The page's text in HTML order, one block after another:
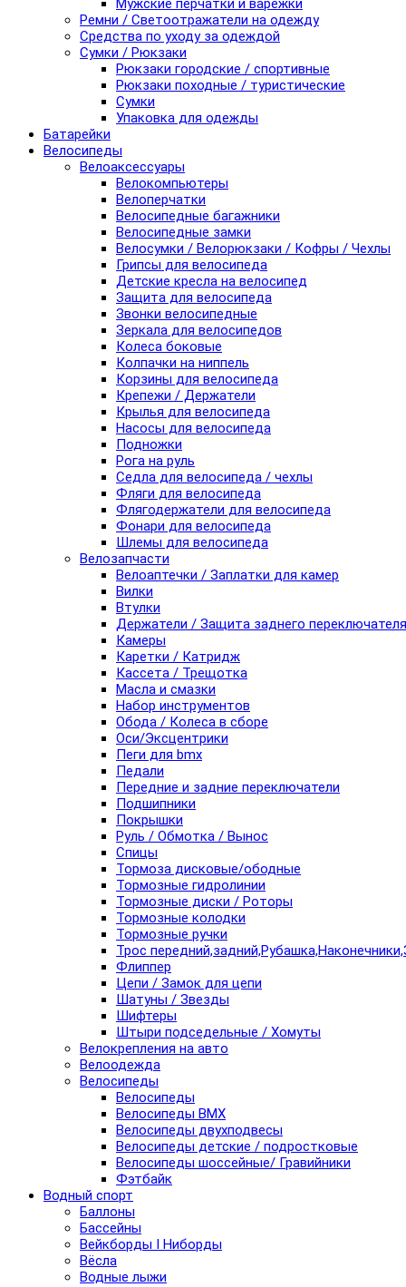
Мужские перчатки и варежки
Ремни / Светоотражатели на одежду
Средства по уходу за одеждой
Сумки / Рюкзаки
Рюкзаки городские / спортивные
Рюкзаки походные / туристические
Сумки
Упаковка для одежды
Батарейки
Велосипеды
Велоаксессуары
Велокомпьютеры
Велоперчатки
Велосипедные багажники
Велосипедные замки
Велосумки / Велорюкзаки / Кофры / Чехлы
Грипсы для велосипеда
Детские кресла на велосипед
Защита для велосипеда
Звонки велосипедные
Зеркала для велосипедов
Колеса боковые
Колпачки на ниппель
Корзины для велосипеда
Крепежи / Держатели
Крылья для велосипеда
Насосы для велосипеда
Подножки
Рога на руль
Седла для велосипеда / чехлы
Фляги для велосипеда
Флягодержатели для велосипеда
Фонари для велосипеда
Шлемы для велосипеда
Велозапчасти
Велоаптечки / Заплатки для камер
Вилки
Втулки
Держатели / Защита заднего переключателя
Камеры
Каретки / Катридж
Кассета / Трещотка
Масла и смазки
Набор инструментов
Обода / Колеса в сборе
Оси/Эксцентрики
Пеги для bmx
Педали
Передние и задние переключатели
Подшипники
Покрышки
Руль / Обмотка / Вынос
Спицы
Тормоза дисковые/ободные
Тормозные гидролинии
Тормозные диски / Роторы
Тормозные колодки
Тормозные ручки
Трос
Флиппер
Цепи / Замок для цепи
Шатуны / Звезды
Шифтеры
Штыри подседельные / Хомуты
Велокрепления на авто
Велоодежда
Велосипеды
Велосипеды
Велосипеды BMX
Велосипеды двухподвесы
Велосипеды детские / подростковые
Велосипеды шоссейные/ Гравийники
Фэтбайк
Водный спорт
Баллоны
Бассейны
Вейкборды I Ниборды
Вёсла
Водные лыжи